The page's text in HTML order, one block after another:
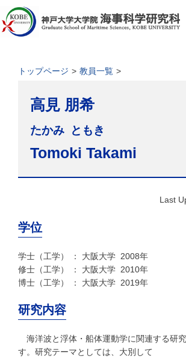
トップページ 教員一覧
高見 朋希
たかみ ともき
Tomoki Takami
Last
学位
学士（工学） ： 大阪大学 2008年
修士（工学） ： 大阪大学 2010年
博士（工学） ： 大阪大学 2019年
研究内容
海洋波と浮体・船体運動学に関連する研
す。研究テーマとしては、大別して